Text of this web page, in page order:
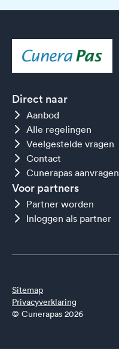
Direct naar
Aanbod
Alle regelingen
Veelgestelde vragen
Contact
Cunerapas aanvragen
Voor partners
Partner worden
Inloggen als partner
Sitemap
Privacyverklaring
© Cunerapas 2026